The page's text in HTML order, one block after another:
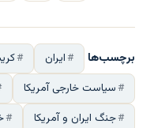
برچسب‌ها ایران
سیاست خارجی آمریکا
جنگ ایران و آمریکا